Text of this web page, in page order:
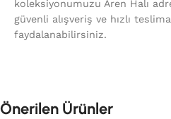
koleksiyonumuzu Aren Halı
güvenli alışveriş ve hızlı
faydalanabilirsiniz.
Önerilen Ürünler